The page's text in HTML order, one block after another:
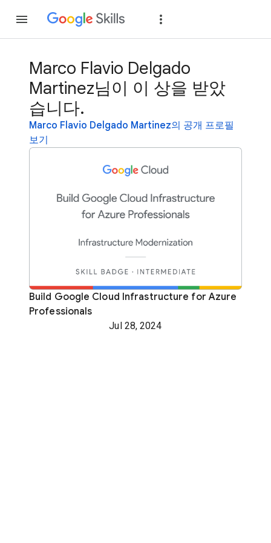
Marco Flavio Delgado
Martinez님이 이 상을 받았
습니다.
Marco Flavio Delgado Martinez의 공개 프로필
보기